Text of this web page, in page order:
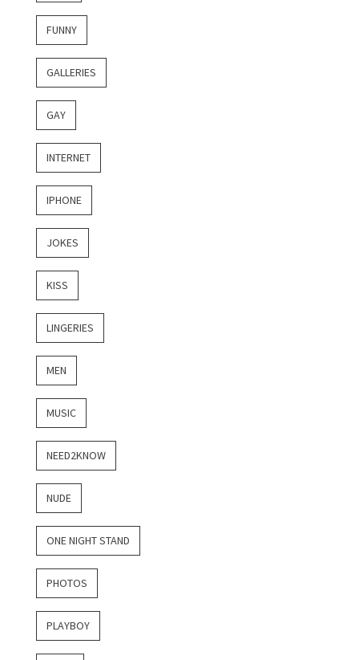
FUNNY
GALLERIES
GAY
INTERNET
IPHONE
JOKES
KISS
LINGERIES
MEN
MUSIC
NEED2KNOW
NUDE
ONE NIGHT STAND
PHOTOS
PLAYBOY